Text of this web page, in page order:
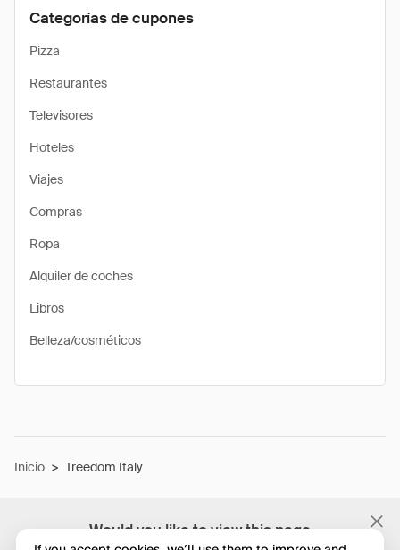
Would you like to view this page
Categorías de cupones
Pizza
Restaurantes
Televisores
Hoteles
Viajes
Compras
Ropa
Alquiler de coches
Libros
Belleza/cosméticos
Inicio > Treedom Italy